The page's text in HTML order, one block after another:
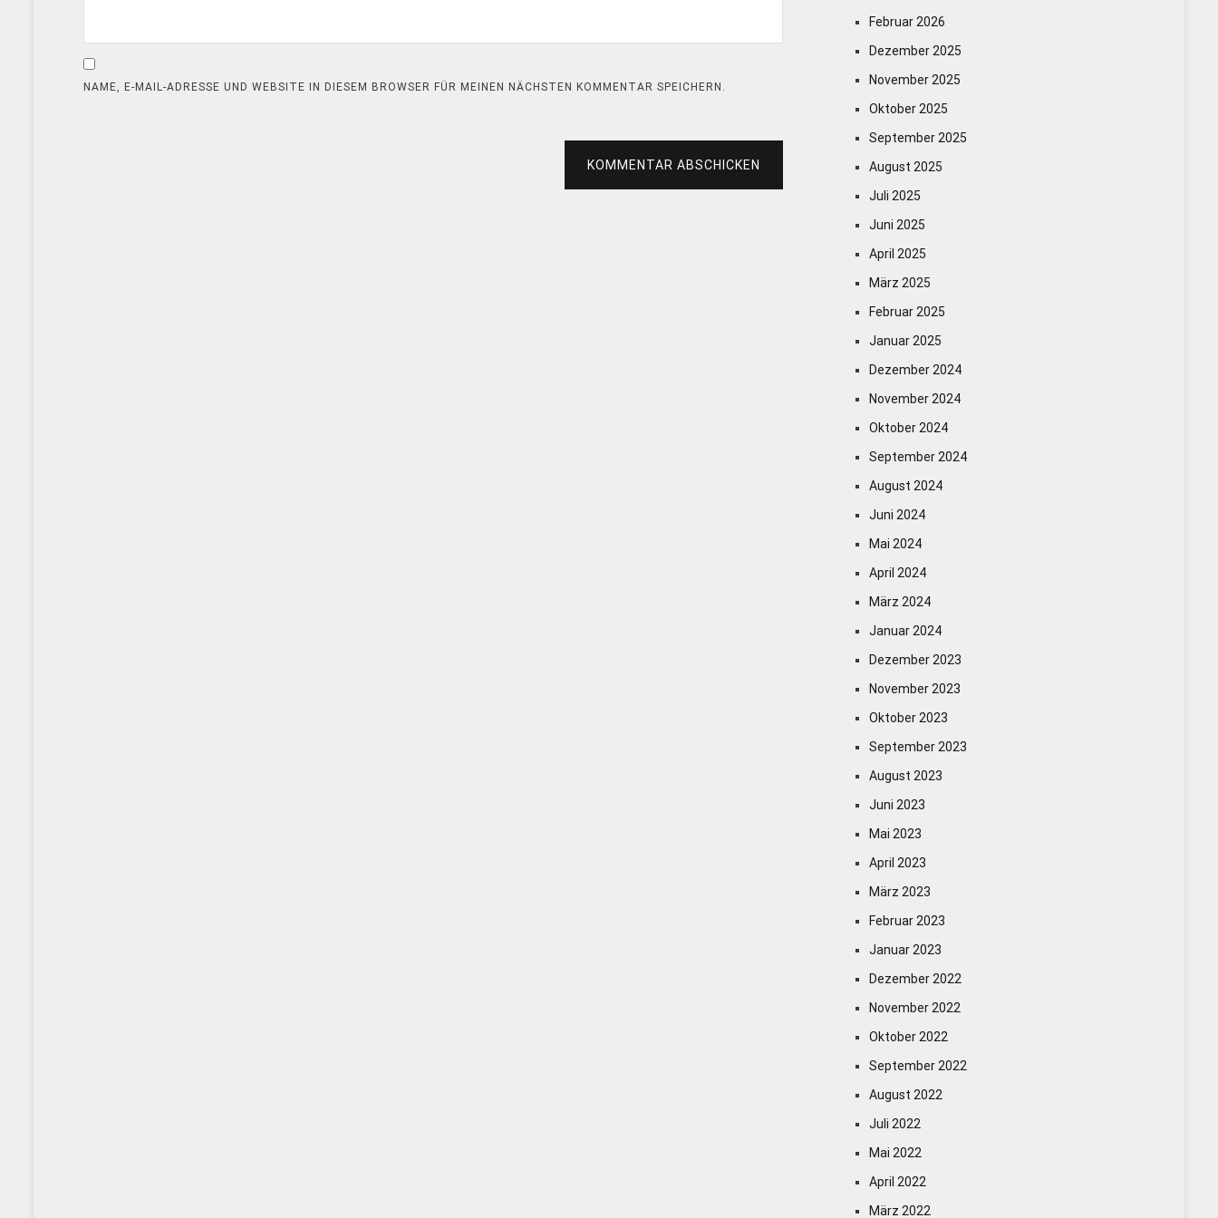
NAME, E-MAIL-ADRESSE UND WEBSITE IN DIESEM BROWSER FÜR MEINEN NÄCHSTEN KOMMENTAR SPEICHERN.
KOMMENTAR ABSCHICKEN
Februar 2026
Dezember 2025
November 2025
Oktober 2025
September 2025
August 2025
Juli 2025
Juni 2025
April 2025
März 2025
Februar 2025
Januar 2025
Dezember 2024
November 2024
Oktober 2024
September 2024
August 2024
Juni 2024
Mai 2024
April 2024
März 2024
Januar 2024
Dezember 2023
November 2023
Oktober 2023
September 2023
August 2023
Juni 2023
Mai 2023
April 2023
März 2023
Februar 2023
Januar 2023
Dezember 2022
November 2022
Oktober 2022
September 2022
August 2022
Juli 2022
Mai 2022
April 2022
März 2022